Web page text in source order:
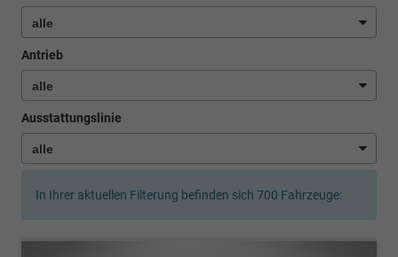
Antrieb
Ausstattungslinie
In Ihrer aktuellen Filterung befinden sich 700 Fahrzeuge: